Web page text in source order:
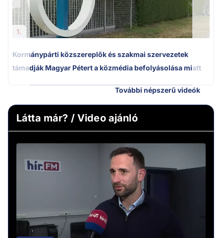
1.
Kormánypárti közszereplők és szakmai szervezetek
támadják Magyar Pétert a közmédia befolyásolása miatt
További népszerű videók
Látta már? / Video ajánló